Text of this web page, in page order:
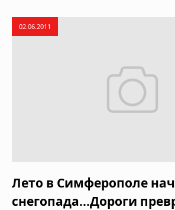
02.06.2011
Лето в Симферополе
снегопада...Дороги